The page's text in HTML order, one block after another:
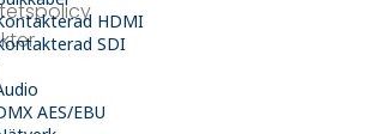
HDMI
SDI
AES/EBU